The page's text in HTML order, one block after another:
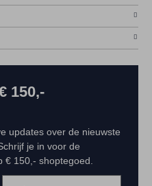
150,-
updates over de nieuwste
je in voor de
€ 150,- shoptegoed.